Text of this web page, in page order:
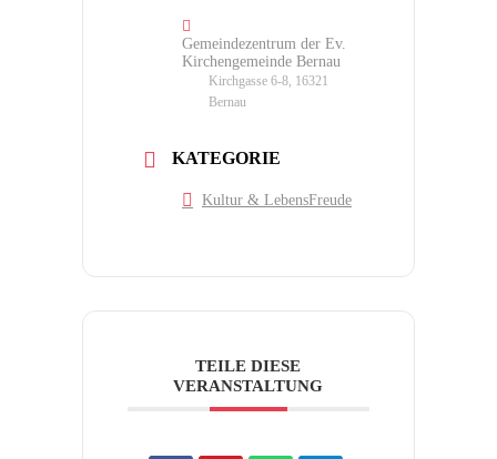
Gemeindezentrum der Ev.
Kirchengemeinde Bernau
Kirchgasse 6-8, 16321
Bernau
KATEGORIE
Kultur & LebensFreude
TEILE DIESE
VERANSTALTUNG